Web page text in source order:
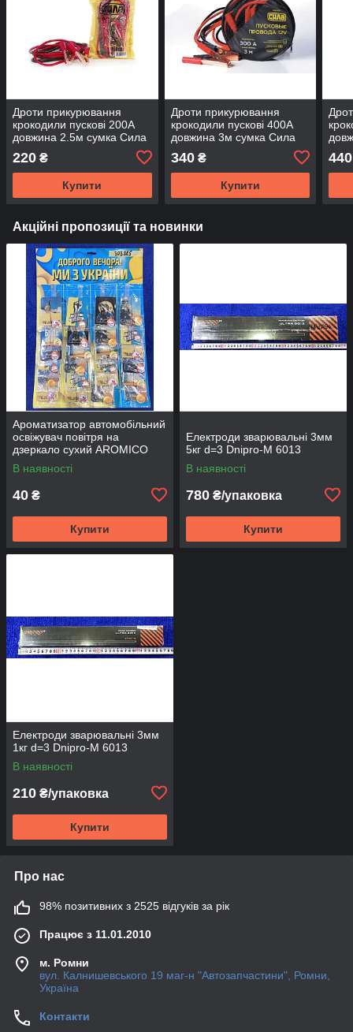
Дроти прикурювання
крокодили пускові 200А
довжина 2.5м сумка Сила
220 ₴
Купити
Дроти прикурювання
крокодили пускові 400А
довжина 3м сумка Сила
340₴
Купити
440
Акційні пропозиції та новинки
Ароматизатор автомобільний
освіжувач повітря на
дзеркало сухий AROMICO
Лист Доброго вечора Патріот
гасла MIX
В наявності
40 ₴
Купити
Електроди зварювальні 3мм
5кг d=3 Dnipro-M 6013
В наявності
780 ₴/упаковка
Купити
Електроди зварювальні 3мм
1кг d=3 Dnipro-M 6013
В наявності
210 ₴/упаковка
Купити
Про нас
98% позитивних з 2525 відгуків за рік
Працює з 11.01.2010
м. Ромни
вул. Калнишевського 19 маг-н "Автозапчастини", Ромни,
Україна
Контакти